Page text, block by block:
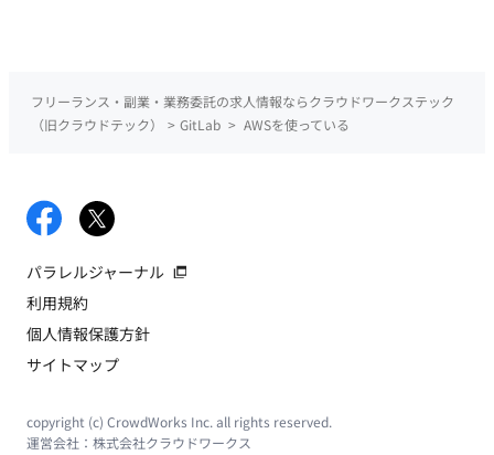
フリーランス・副業・業務委託の求人情報ならクラウドワークステック
（旧クラウドテック）
> GitLab > AWSを使っている
パラレルジャーナル
利用規約
個人情報保護方針
サイトマップ
copyright (c) CrowdWorks Inc. all rights reserved.
運営会社： 株式会社クラウドワークス